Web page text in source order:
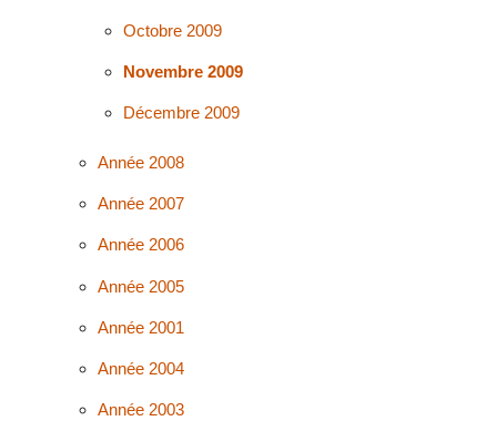
Octobre 2009
Novembre 2009
Décembre 2009
Année 2008
Année 2007
Année 2006
Année 2005
Année 2001
Année 2004
Année 2003